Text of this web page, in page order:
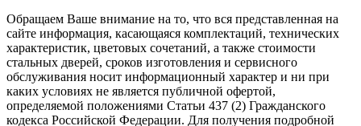
Обращаем Ваше внимание на то, что вся представленная на
сайте информация, касающаяся комплектаций, технических
характеристик, цветовых сочетаний, а также стоимости
стальных дверей, сроков изготовления и сервисного
обслуживания носит информационный характер и ни при
каких условиях не является публичной офертой,
определяемой положениями Статьи 437 (2) Гражданского
кодекса Российской Федерации. Для получения подробной